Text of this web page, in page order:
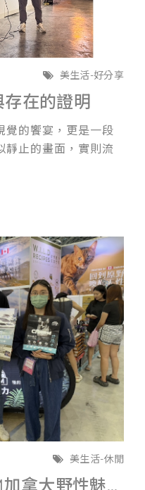
美生活-好分享
在的證明
覺的饗宴，更是一段
靜止的畫面，實則流
美生活-休閒
高雄寵物展CHARM加拿大野性魅力滿6千送遊艇體驗